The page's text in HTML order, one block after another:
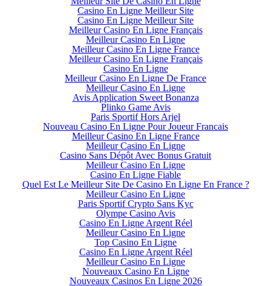
Casino En Ligne Meilleur Site
Casino En Ligne Meilleur Site
Meilleur Casino En Ligne Français
Meilleur Casino En Ligne
Meilleur Casino En Ligne France
Meilleur Casino En Ligne Français
Casino En Ligne
Meilleur Casino En Ligne De France
Meilleur Casino En Ligne
Avis Application Sweet Bonanza
Plinko Game Avis
Paris Sportif Hors Arjel
Nouveau Casino En Ligne Pour Joueur Francais
Meilleur Casino En Ligne France
Meilleur Casino En Ligne
Casino Sans Dépôt Avec Bonus Gratuit
Meilleur Casino En Ligne
Casino En Ligne Fiable
Quel Est Le Meilleur Site De Casino En Ligne En France ?
Meilleur Casino En Ligne
Paris Sportif Crypto Sans Kyc
Olympe Casino Avis
Casino En Ligne Argent Réel
Meilleur Casino En Ligne
Top Casino En Ligne
Casino En Ligne Argent Réel
Meilleur Casino En Ligne
Nouveaux Casino En Ligne
Nouveaux Casinos En Ligne 2026